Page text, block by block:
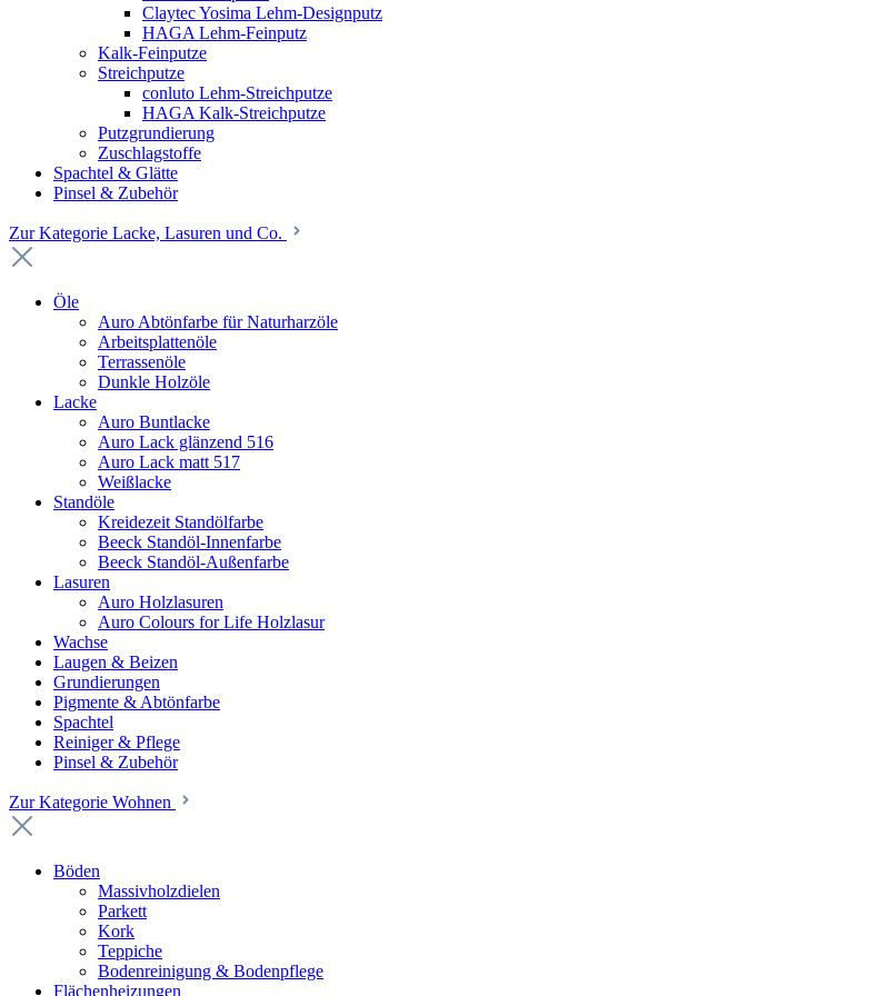
Claytec Yosima Lehm-Designputz
HAGA Lehm-Feinputz
Kalk-Feinputze
Streichputze
conluto Lehm-Streichputze
HAGA Kalk-Streichputze
Putzgrundierung
Zuschlagstoffe
Spachtel & Glätte
Pinsel & Zubehör
Zur Kategorie Lacke, Lasuren und Co.
Öle
Auro Abtönfarbe für Naturharzöle
Arbeitsplattenöle
Terrassenöle
Dunkle Holzöle
Lacke
Auro Buntlacke
Auro Lack glänzend 516
Auro Lack matt 517
Weißlacke
Standöle
Kreidezeit Standölfarbe
Beeck Standöl-Innenfarbe
Beeck Standöl-Außenfarbe
Lasuren
Auro Holzlasuren
Auro Colours for Life Holzlasur
Wachse
Laugen & Beizen
Grundierungen
Pigmente & Abtönfarbe
Spachtel
Reiniger & Pflege
Pinsel & Zubehör
Zur Kategorie Wohnen
Böden
Massivholzdielen
Parkett
Kork
Teppiche
Bodenreinigung & Bodenpflege
Flächenheizungen